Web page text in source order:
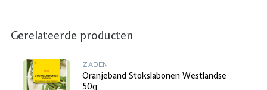
Gerelateerde producten
ZADEN
Oranjeband Stokslabonen Westlandse
50g